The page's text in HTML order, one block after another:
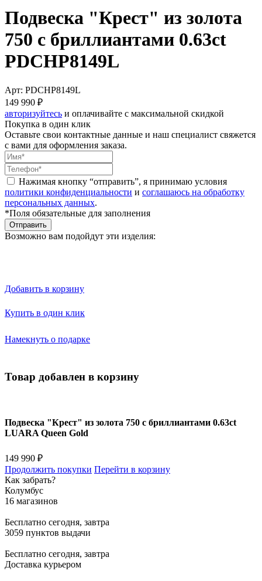
Подвеска "Крест" из золота
750 с бриллиантами 0.63ct
PDCHP8149L
Арт: PDCHP8149L
149 990 ₽
авторизуйтесь и оплачивайте с максимальной скидкой
Покупка в один клик
Оставьте свои контактные данные и наш специалист свяжется
с вами для оформления заказа.
Нажимая кнопку “отправить”, я принимаю условия
политики конфиденциальности и соглашаюсь на обработку
персональных данных.
*Поля обязательные для заполнения
Отправить
Возможно вам подойдут эти изделия:
Добавить в корзину
Купить в один клик
Намекнуть о подарке
Товар добавлен в корзину
Подвеска "Крест" из золота 750 с бриллиантами 0.63ct
LUARA Queen Gold
149 990 ₽
Продолжить покупки Перейти в корзину
Как забрать?
Колумбус
16 магазинов
Бесплатно сегодня, завтра
3059 пунктов выдачи
Бесплатно сегодня, завтра
Доставка курьером